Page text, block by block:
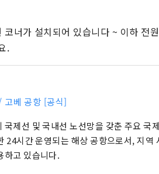
너가 설치되어 있습니다 ~ 이하 전
.
고베 공항 [공식]
국제선 및 국내선 노선망을 갖춘 주요 국
24시간 운영되는 해상 공항으로서, 지역
하고 있습니다.